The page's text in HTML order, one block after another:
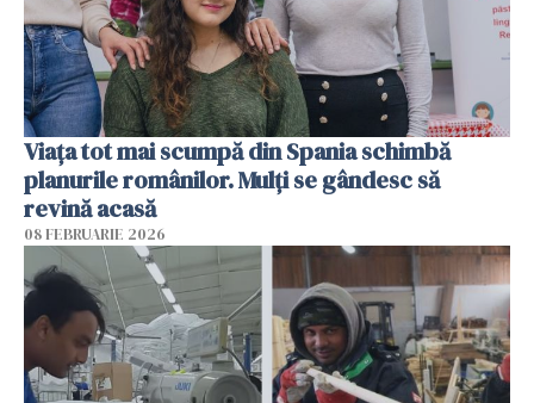
Viața tot mai scumpă din Spania schimbă
planurile românilor. Mulți se gândesc să
revină acasă
08 FEBRUARIE 2026